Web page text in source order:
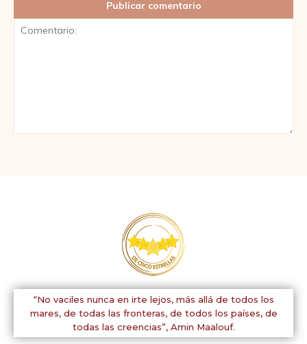
“No vaciles nunca en irte lejos, más allá de todos los
mares, de todas las fronteras, de todos los países, de
todas las creencias”, Amin Maalouf.